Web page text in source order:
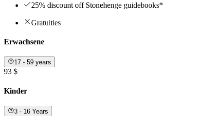
25% discount off Stonehenge guidebooks*
Gratuities
Erwachsene
17 - 59 years
93 $
Kinder
3 - 16 Years